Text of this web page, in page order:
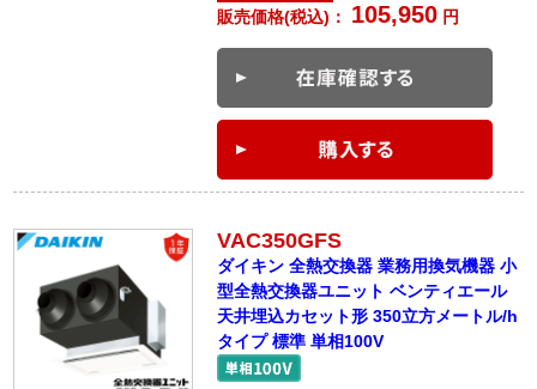
販売価格(税込)： 105,950 円
VAC350GFS
ダイキン 全熱交換器 業務用換気機器 小
型全熱交換器ユニット ベンティエール
天井埋込カセット形 350立方メートル/h
タイプ 標準 単相100V